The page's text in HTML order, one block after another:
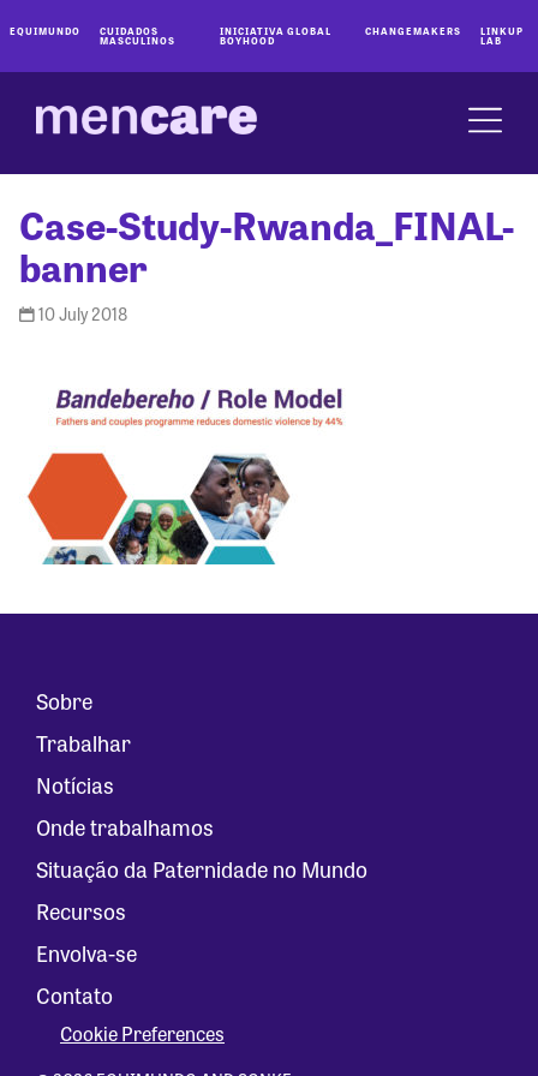
EQUIMUNDO CUIDADOS
MASCULINOS
INICIATIVA GLOBAL
BOYHOOD
CHANGEMAKERS LINKUP
LAB
Case-Study-Rwanda_FINAL-
banner
10 July 2018
Sobre
Trabalhar
Notícias
Onde trabalhamos
Situação da Paternidade no Mundo
Recursos
Envolva-se
Contato
Cookie Preferences